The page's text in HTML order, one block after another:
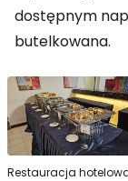
dostępnym
butelkowana.
Restauracja